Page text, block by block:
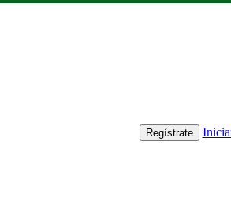
Regístrate